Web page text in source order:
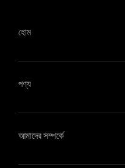
হোম
পণ্য
আমাদের সম্পর্কে